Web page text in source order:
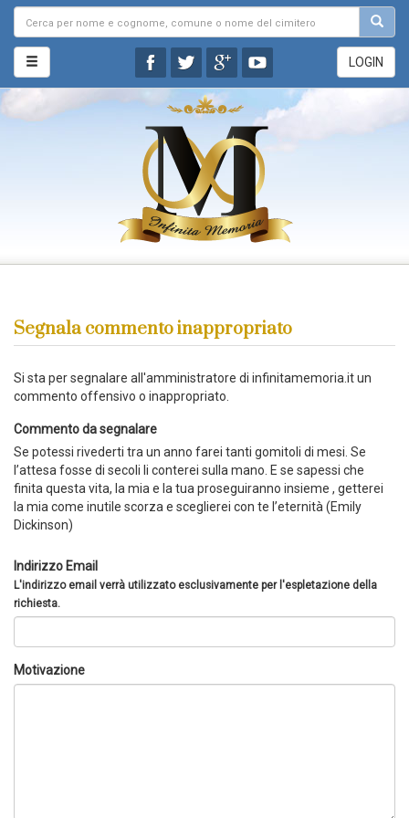
LOGIN
Segnala commento inappropriato
Si sta per segnalare all'amministratore di infinitamemoria.it un
commento offensivo o inappropriato.
Commento da segnalare
Se potessi rivederti tra un anno farei tanti gomitoli di mesi. Se
l’attesa fosse di secoli li conterei sulla mano. E se sapessi che
finita questa vita, la mia e la tua proseguiranno insieme , getterei
la mia come inutile scorza e sceglierei con te l’eternità (Emily
Dickinson)
Indirizzo Email
L'indirizzo email verrà utilizzato esclusivamente per l'espletazione della
richiesta.
Motivazione